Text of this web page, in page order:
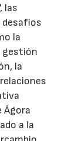
las
desafíos
la
gestión
la
Ágora
a la